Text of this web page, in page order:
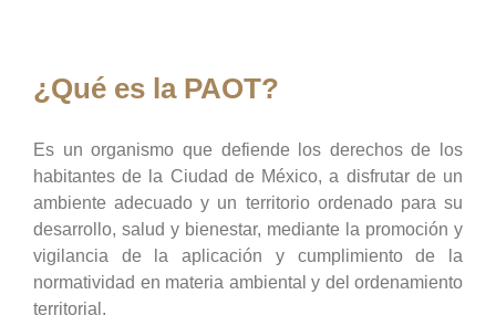
¿Qué es la PAOT?
Es un organismo que defiende los derechos de los
habitantes de la Ciudad de México, a disfrutar de un
ambiente adecuado y un territorio ordenado para su
desarrollo, salud y bienestar, mediante la promoción y
vigilancia de la aplicación y cumplimiento de la
normatividad en materia ambiental y del ordenamiento
territorial.